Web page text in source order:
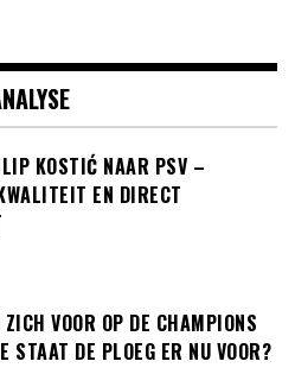
KOSTIĆ NAAR PSV –
EN DIRECT
VOOR OP DE CHAMPIONS
STAAT DE PLOEG ER NU VOOR?